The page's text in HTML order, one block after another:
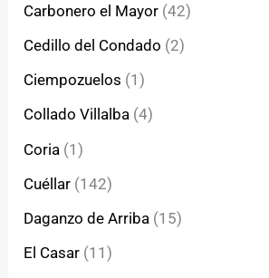
Carbonero el Mayor (42)
Cedillo del Condado (2)
Ciempozuelos (1)
Collado Villalba (4)
Coria (1)
Cuéllar (142)
Daganzo de Arriba (15)
El Casar (11)